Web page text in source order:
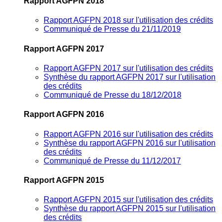
Rapport AGFPN 2018 sur l'utilisation des crédits
Communiqué de Presse du 21/11/2019
Rapport AGFPN 2017
Rapport AGFPN 2017 sur l'utilisation des crédits
Synthèse du rapport AGFPN 2017 sur l'utilisation
des crédits
Communiqué de Presse du 18/12/2018
Rapport AGFPN 2016
Rapport AGFPN 2016 sur l'utilisation des crédits
Synthèse du rapport AGFPN 2016 sur l'utilisation
des crédits
Communiqué de Presse du 11/12/2017
Rapport AGFPN 2015
Rapport AGFPN 2015 sur l'utilisation des crédits
Synthèse du rapport AGFPN 2015 sur l'utilisation
des crédits